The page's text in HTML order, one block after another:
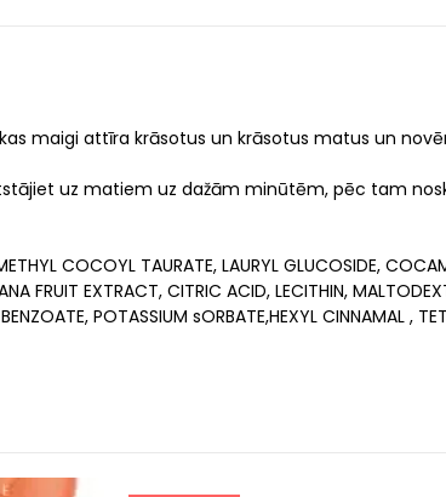
maigi attīra krāsotus un krāsotus matus un
uz matiem uz dažām minūtēm, pēc tam
COCOYL TAURATE, LAURYL GLUCOSIDE,
FRUIT EXTRACT, CITRIC ACID, LECITHIN,
POTASSIUM sORBATE,HEXYL CINNAMAL ,